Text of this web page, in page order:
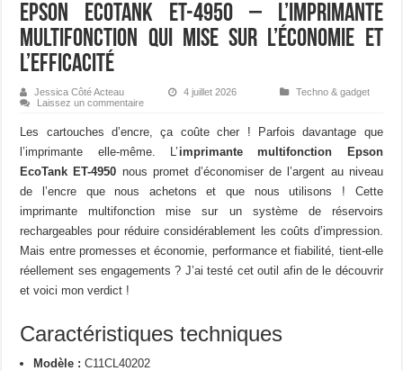
Epson EcoTank ET-4950 – L’imprimante
multifonction qui mise sur l’économie et
l’efficacité
Jessica Côté Acteau 4 juillet 2026
Techno & gadget
Laissez un commentaire
Les cartouches d’encre, ça coûte cher ! Parfois davantage que
l’imprimante elle-même. L’ imprimante multifonction Epson
EcoTank ET-4950 nous promet d’économiser de l’argent au niveau
de l’encre que nous achetons et que nous utilisons ! Cette
imprimante multifonction mise sur un système de réservoirs
rechargeables pour réduire considérablement les coûts d’impression.
Mais entre promesses et économie, performance et fiabilité, tient-elle
réellement ses engagements ? J’ai testé cet outil afin de le découvrir
et voici mon verdict !
Caractéristiques techniques
Modèle : C11CL40202